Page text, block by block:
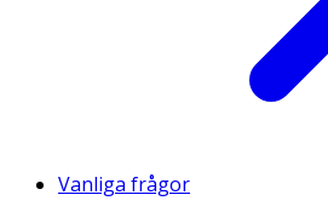
Vanliga frågor